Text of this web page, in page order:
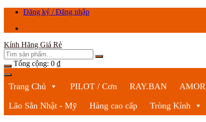
ChuyểnĐăng ký / Đăng nhập
Kính Hãng Giá Rẻ
Tổng cộng: 0 ₫
Trang Chủ PILOT / Cơn RAY.BAN AMOR
Lão Sẵn Nhật - Mỹ
Hàng cao cấp Tròng Kính